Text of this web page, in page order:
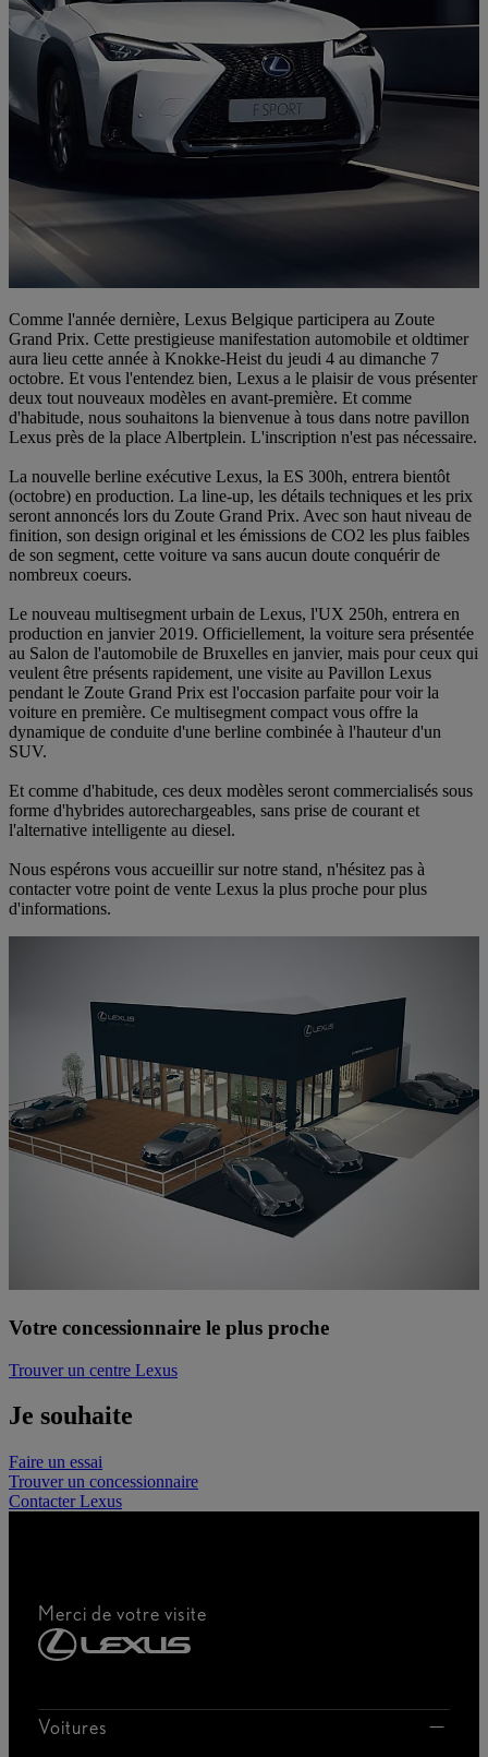
Comme l'année dernière, Lexus Belgique participera au Zoute
Grand Prix. Cette prestigieuse manifestation automobile et oldtimer
aura lieu cette année à Knokke-Heist du jeudi 4 au dimanche 7
octobre. Et vous l'entendez bien, Lexus a le plaisir de vous présenter
deux tout nouveaux modèles en avant-première. Et comme
d'habitude, nous souhaitons la bienvenue à tous dans notre pavillon
Lexus près de la place Albertplein. L'inscription n'est pas nécessaire.
La nouvelle berline exécutive Lexus, la ES 300h, entrera bientôt
(octobre) en production. La line-up, les détails techniques et les prix
seront annoncés lors du Zoute Grand Prix. Avec son haut niveau de
finition, son design original et les émissions de CO2 les plus faibles
de son segment, cette voiture va sans aucun doute conquérir de
nombreux coeurs.
Le nouveau multisegment urbain de Lexus, l'UX 250h, entrera en
production en janvier 2019. Officiellement, la voiture sera présentée
au Salon de l'automobile de Bruxelles en janvier, mais pour ceux qui
veulent être présents rapidement, une visite au Pavillon Lexus
pendant le Zoute Grand Prix est l'occasion parfaite pour voir la
voiture en première. Ce multisegment compact vous offre la
dynamique de conduite d'une berline combinée à l'hauteur d'un
SUV.
Et comme d'habitude, ces deux modèles seront commercialisés sous
forme d'hybrides autorechargeables, sans prise de courant et
l'alternative intelligente au diesel.
Nous espérons vous accueillir sur notre stand, n'hésitez pas à
contacter votre point de vente Lexus la plus proche pour plus
d'informations.
Votre concessionnaire le plus proche
Trouver un centre Lexus
Je souhaite
Faire un essai
Trouver un concessionnaire
Contacter Lexus
Merci de votre visite
Voitures